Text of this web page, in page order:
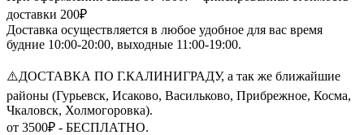
доставки 200₽
Доставка осуществляется в любое удобное для вас время
будние 10:00-20:00, выходные 11:00-19:00.
⚠️ДОСТАВКА ПО Г.КАЛИНИГРАДУ, а так же ближайшие
районы (Гурьевск, Исаково, Васильково, Прибрежное, Косма,
Чкаловск, Холмогоровка).
от 3500₽ - БЕСПЛАТНО.